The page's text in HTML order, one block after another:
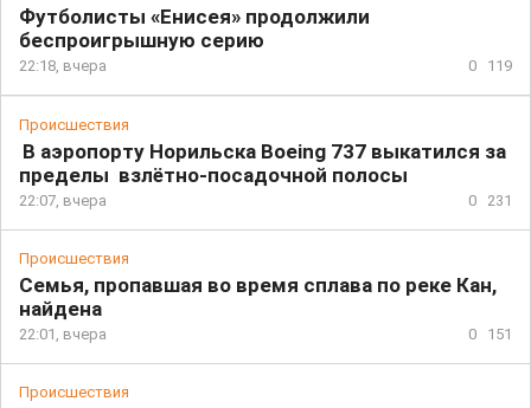
Футболисты «Енисея» продолжили
беспроигрышную серию
22:18, вчера 0 119
Происшествия
В аэропорту Норильска Boeing 737 выкатился за
пределы взлётно-посадочной полосы
22:07, вчера 0 231
Происшествия
Семья, пропавшая во время сплава по реке Кан,
найдена
22:01, вчера 0 151
Происшествия